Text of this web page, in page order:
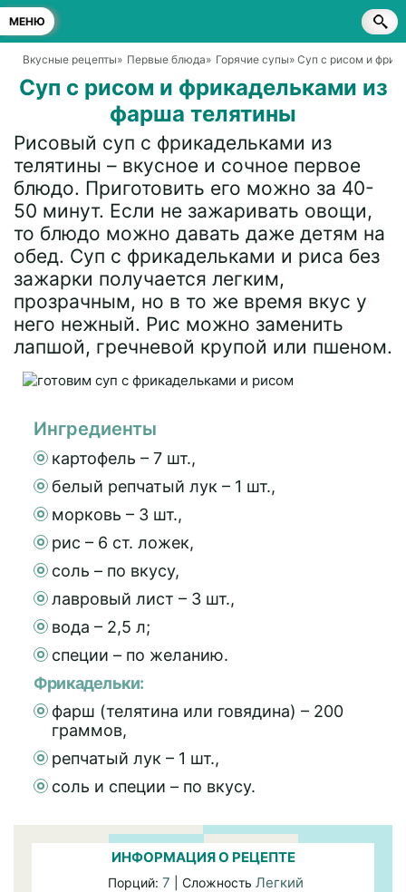
МЕНЮ
Вкусные рецепты» Первые блюда» Горячие супы» Суп с рисом и
Суп с рисом и фрикадельками из
фарша телятины
Рисовый суп с фрикадельками из
телятины – вкусное и сочное первое
блюдо. Приготовить его можно за 40-
50 минут. Если не зажаривать овощи,
то блюдо можно давать даже детям на
обед. Суп с фрикадельками и риса без
зажарки получается легким,
прозрачным, но в то же время вкус у
него нежный. Рис можно заменить
лапшой, гречневой крупой или пшеном.
Ингредиенты
картофель – 7 шт.,
белый репчатый лук – 1 шт.,
морковь – 3 шт.,
рис – 6 ст. ложек,
соль – по вкусу,
лавровый лист – 3 шт.,
вода – 2,5 л;
специи – по желанию.
Фрикадельки:
фарш (телятина или говядина) – 200
граммов,
репчатый лук – 1 шт.,
соль и специи – по вкусу.
ИНФОРМАЦИЯ О РЕЦЕПТЕ
Порций: 7 | Сложность Легкий